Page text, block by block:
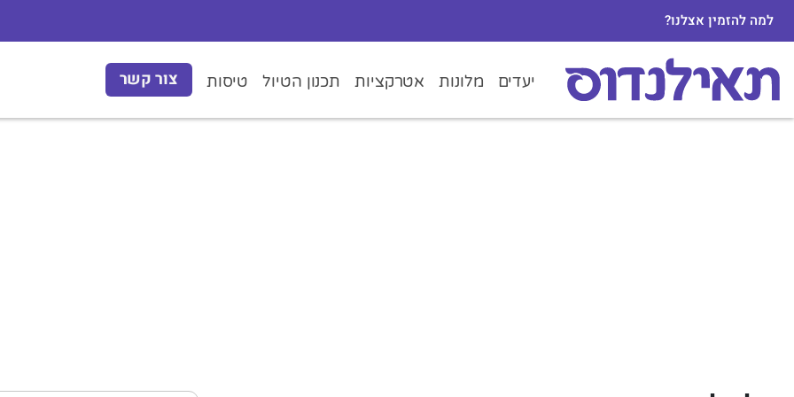
למה להזמין אצלנו?
יעדים מלונות אטרקציות תכנון הטיול טיסות צור קשר